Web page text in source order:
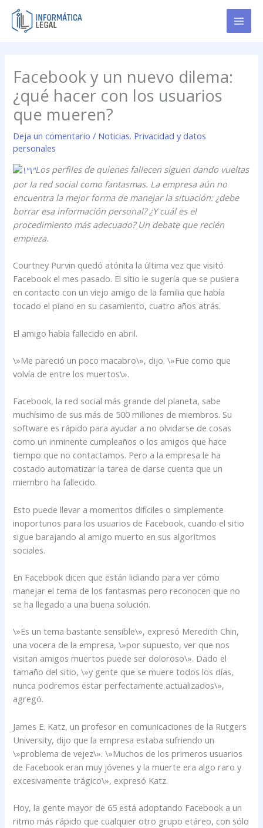
contenido
Facebook y un nuevo dilema:
¿qué hacer con los usuarios
que mueren?
Deja un comentario / Noticias. Privacidad y datos
personales
Los perfiles de quienes fallecen siguen dando vueltas
por la red social como fantasmas. La empresa aún no
encuentra la mejor forma de manejar la situación: ¿debe
borrar esa información personal? ¿Y cuál es el
procedimiento más adecuado? Un debate que recién
empieza.
Courtney Purvin quedó atónita la última vez que visitó
Facebook el mes pasado. El sitio le sugería que se pusiera
en contacto con un viejo amigo de la familia que había
tocado el piano en su casamiento, cuatro años atrás.
El amigo había fallecido en abril.
\»Me pareció un poco macabro\», dijo. \»Fue como que
volvía de entre los muertos\».
Facebook, la red social más grande del planeta, sabe
muchísimo de sus más de 500 millones de miembros. Su
software es rápido para ayudar a no olvidarse de cosas
como un inminente cumpleaños o los amigos que hace
tiempo que no contactamos. Pero a la empresa le ha
costado automatizar la tarea de darse cuenta que un
miembro ha fallecido.
Esto puede llevar a momentos difíciles o simplemente
inoportunos para los usuarios de Facebook, cuando el sitio
sigue barajando al amigo muerto en sus algoritmos
sociales.
En Facebook dicen que están lidiando para ver cómo
manejar el tema de los fantasmas pero reconocen que no
se ha llegado a una buena solución.
\»Es un tema bastante sensible\», expresó Meredith Chin,
una vocera de la empresa, \»por supuesto, ver que nos
visitan amigos muertos puede ser doloroso\». Dado el
tamaño del sitio, \»y gente que se muere todos los días,
nunca podremos estar perfectamente actualizados\»,
agregó.
James E. Katz, un profesor en comunicaciones de la Rutgers
University, dijo que la empresa estaba sufriendo un
\»problema de vejez\». \»Muchos de los primeros usuarios
de Facebook eran muy jóvenes y la muerte era algo raro y
excesivamente trágico\», expresó Katz.
Hoy, la gente mayor de 65 está adoptando Facebook a un
ritmo más rápido que cualquier otro grupo etáreo, con sólo